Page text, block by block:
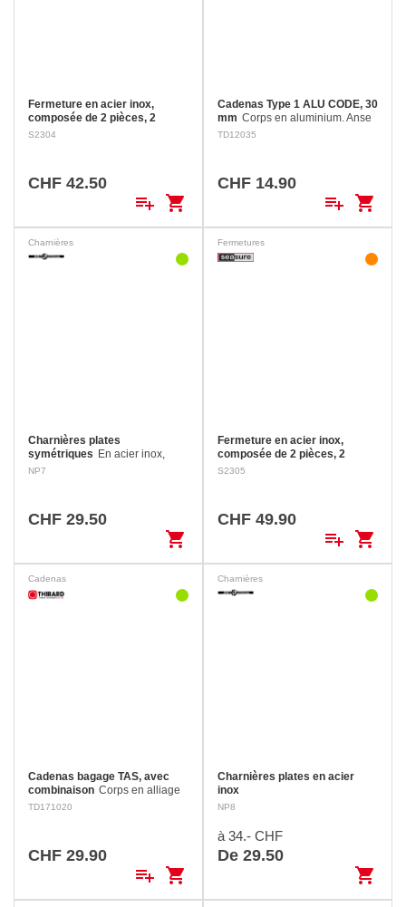
Fermeture en acier inox,
composée de 2 pièces, 2
butées caoutchouc
inaccessibles. Trou de cadenas:
S2304
CHF 42.50
playlist_add shopping_cart
Cadenas Type 1 ALU CODE, 30
mm Corps en aluminium. Anse
en acier nickelé. 3
l'intérieur.
TD12035
CHF 14.90
playlist_add shopping_cart
Charnières
Charnières plates
symétriques En acier inox,
fixation par vis fraisées à tête
NP7
CHF 29.50
shopping_cart
Fermetures
Fermeture en acier inox,
composée de 2 pièces, 2
butées caoutchouc
inaccessibles. Trou de cadenas:
S2305
CHF 49.90
playlist_add shopping_cart
Cadenas
Cadenas bagage TAS, avec
combinaison Corps en alliage
moulé, Anse en acier nickelé.
TD171020
CHF 29.90
playlist_add shopping_cart
Charnières
Charnières plates en acier
inox
NP8
à 34.- CHF
De 29.50
shopping_cart